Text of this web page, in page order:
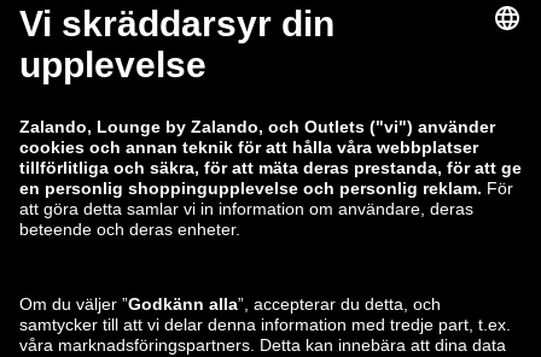
zalando-lounge.co.uk zalando-lounge.pl
zalando-prive.es
zalando-lounge.lt zalando-lounge.sk
zalando-lounge.ro zalando-lounge.hr
zalando-lounge.si
zalando-lounge.lv zalando-lounge.no